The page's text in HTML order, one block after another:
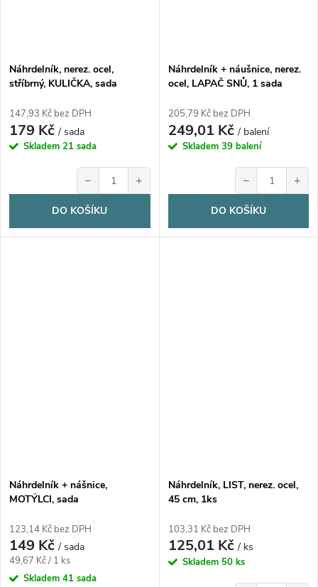
Náhrdelník, nerez. ocel,
stříbrný, KULIČKA, sada
147,93 Kč bez DPH
179 Kč/ sada
Skladem 21 sada
− +
DO KOŠÍKU
Náhrdelník + náušnice, nerez.
ocel, LAPAČ SNŮ, 1 sada
205,79 Kč bez DPH
249,01 Kč/ balení
Skladem 39 balení
− +
DO KOŠÍKU
Náhrdelník + nášnice,
MOTÝLCI, sada
123,14 Kč bez DPH
149 Kč/ sada
Měrná
cena:
49,67 Kč / 1 ks
Skladem 41 sada
Náhrdelník, LIST, nerez. ocel,
45 cm, 1ks
103,31 Kč bez DPH
125,01 Kč/ ks
Skladem 50 ks